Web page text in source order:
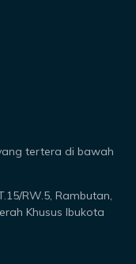
tertera di bawah
RW.5, Rambutan,
Khusus Ibukota